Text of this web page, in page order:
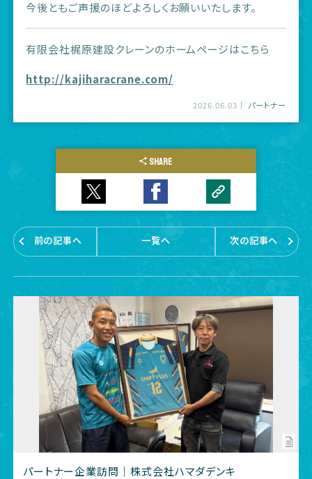
今後ともご声援のほどよろしくお願いいたします。
有限会社梶原建設クレーンのホームページはこちら
http://kajiharacrane.com/
2026.06.03 パートナー
SHARE
前の記事へ 一覧へ 次の記事へ
パートナー企業訪問｜株式会社ハマダデンキ